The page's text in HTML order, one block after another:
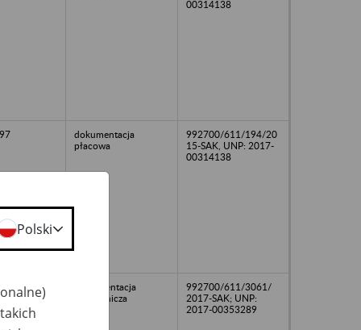
00314138
dokumentacja
płacowa
992700/611/194/20
15-SAK, UNP: 2017-
00314138
Dokumentacja
pracownicza
992700/611/3061/
2017-SAK; UNP:
2017-00353289
Polski